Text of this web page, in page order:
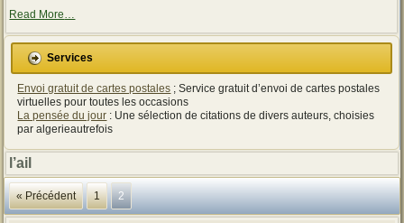
Read More
effets
du
café
sont
assez
merveilleuses
car
absolument
…
Services
Envoi gratuit de cartes postales ; Service gratuit d’envoi de cartes postales
virtuelles pour toutes les occasions
La pensée du jour : Une sélection de citations de divers auteurs, choisies
par algerieautrefois
l’ail
« Précédent 1 2